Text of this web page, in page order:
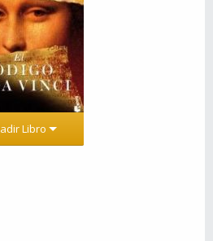
Libro